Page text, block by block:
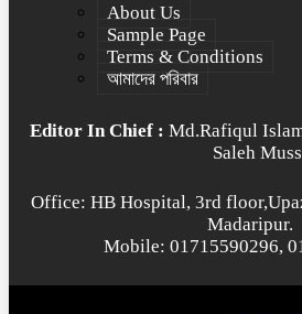
About Us
Sample Page
Terms & Conditions
আমাদের পরিবার
Editor In Chief : Md.Rafiqul
Saleh
Office: HB Hospital, 3rd
Madaripur.
Mobile: 01715590296,